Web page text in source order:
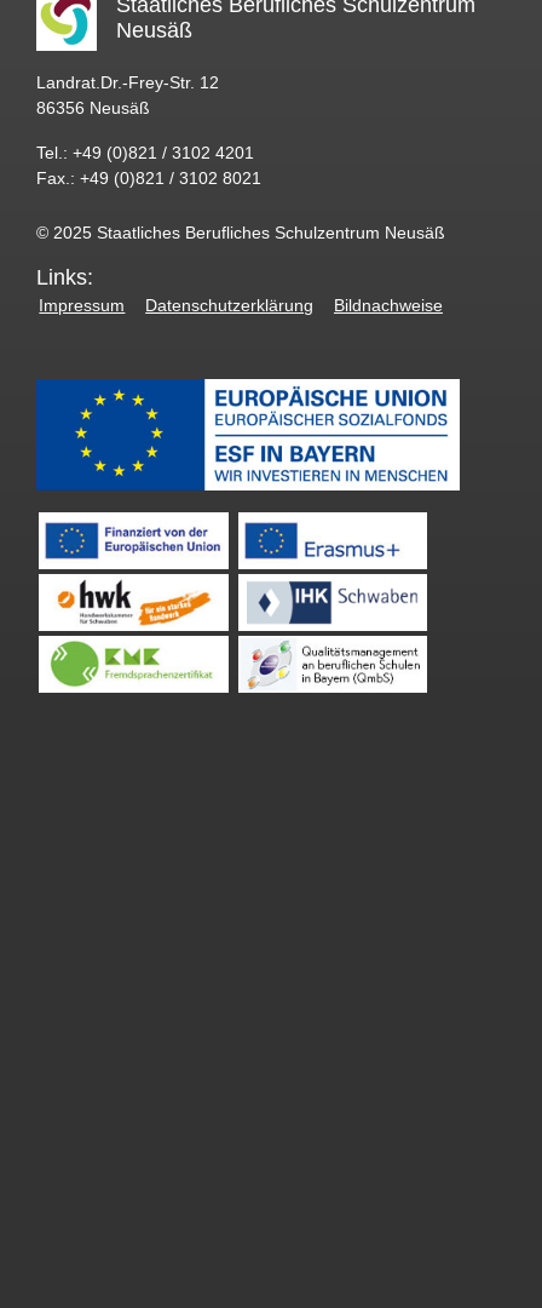
Staatliches Berufliches Schulzentrum
Neusäß
Landrat.Dr.-Frey-Str. 12
86356 Neusäß
Tel.: +49 (0)821 / 3102 4201
Fax.: +49 (0)821 / 3102 8021
© 2025 Staatliches Berufliches Schulzentrum Neusäß
Links:
Impressum Datenschutzerklärung Bildnachweise